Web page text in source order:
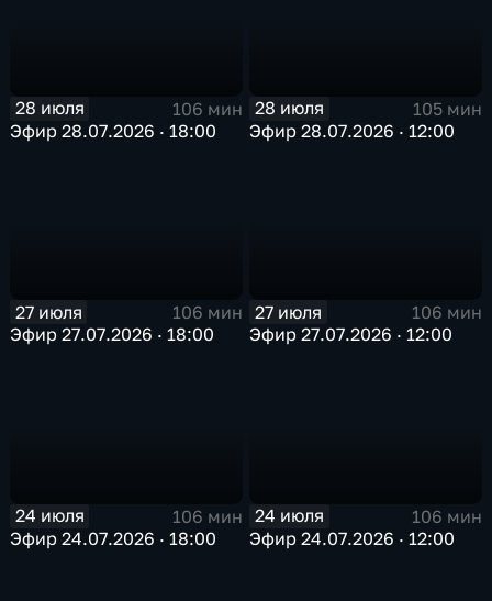
28 июля
106 мин
Эфир 28.07.2026 · 18:00
28 июля
105 мин
Эфир 28.07.2026 · 12:00
27 июля
106 мин
Эфир 27.07.2026 · 18:00
27 июля
106 мин
Эфир 27.07.2026 · 12:00
24 июля
106 мин
Эфир 24.07.2026 · 18:00
24 июля
106 мин
Эфир 24.07.2026 · 12:00